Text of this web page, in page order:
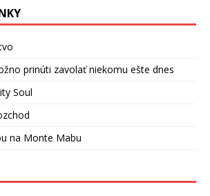
prinúti zavolať niekomu ešte dnes
Soul
na Monte Mabu